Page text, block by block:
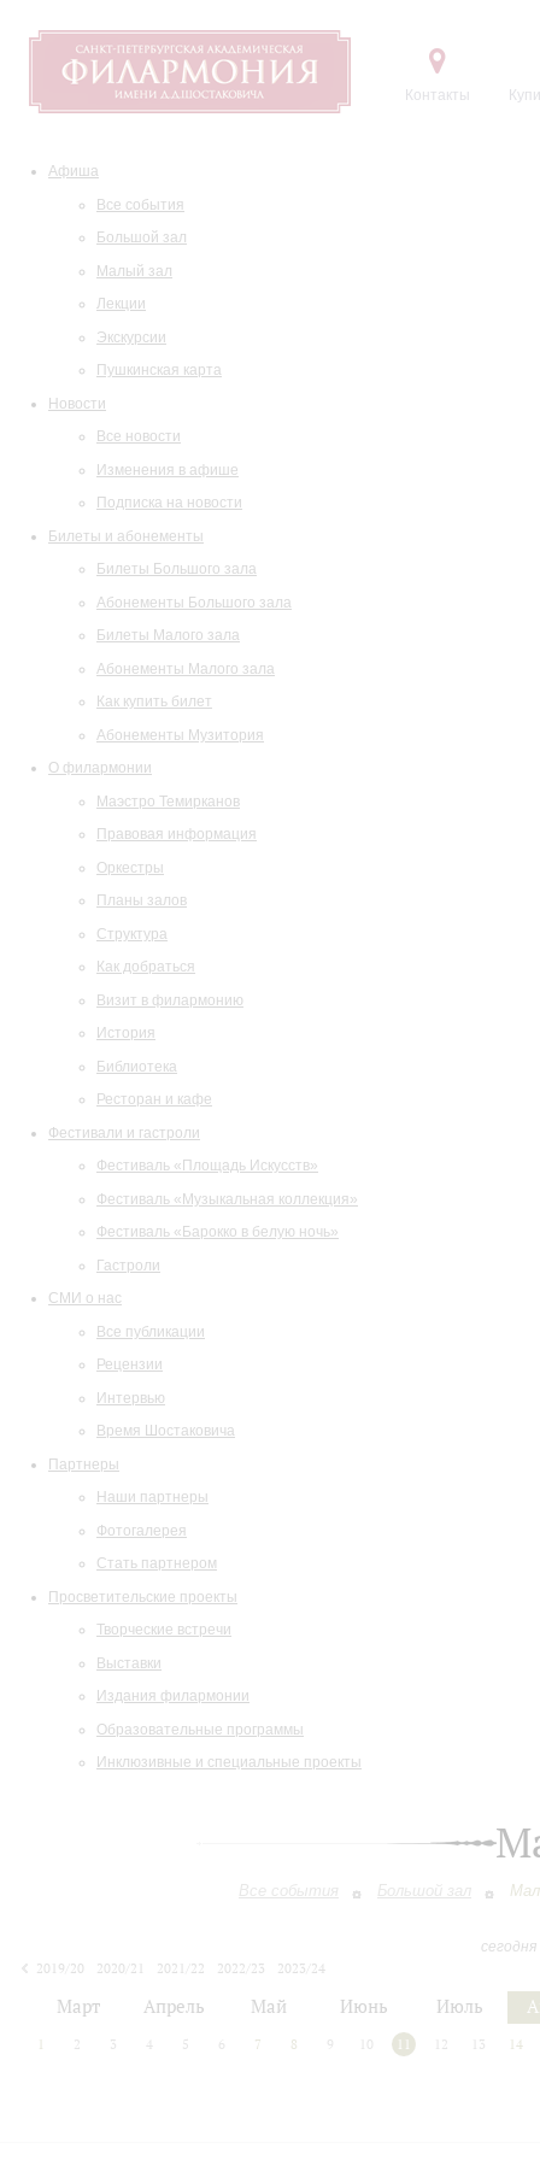
Контакты
Афиша
Все события
Большой зал
Малый зал
Лекции
Экскурсии
Пушкинская карта
Новости
Все новости
Изменения в афише
Подписка на новости
Билеты и абонементы
Билеты Большого зала
Абонементы Большого зала
Билеты Малого зала
Абонементы Малого зала
Как купить билет
Абонементы Музитория
О филармонии
Маэстро Темирканов
Правовая информация
Оркестры
Планы залов
Структура
Как добраться
Визит в филармонию
История
Библиотека
Ресторан и кафе
Фестивали и гастроли
Фестиваль «Площадь Искусств»
Фестиваль «Музыкальная коллекция»
Фестиваль «Барокко в белую ночь»
Гастроли
СМИ о нас
Все публикации
Рецензии
Интервью
Время Шостаковича
Партнеры
Наши партнеры
Фотогалерея
Стать партнером
Просветительские проекты
Творческие встречи
Выставки
Издания филармонии
Образовательные программы
Инклюзивные и специальные проекты
Все события Большой зал
2019/20
2020/21 2021/22 2022/23
2023/24
Март Апрель Май Июнь Июль
1 2 3 4 5 6 7 8 9 10 11 12 13 14